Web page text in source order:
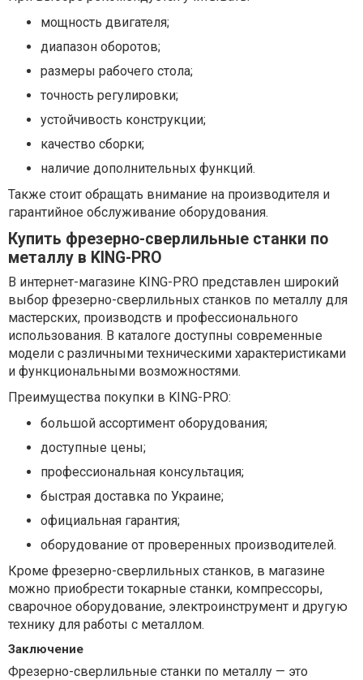
мощность двигателя;
диапазон оборотов;
размеры рабочего стола;
точность регулировки;
устойчивость конструкции;
качество сборки;
наличие дополнительных функций.
Также стоит обращать внимание на производителя и
гарантийное обслуживание оборудования.
Купить фрезерно-сверлильные станки по
металлу в KING-PRO
В интернет-магазине KING-PRO представлен широкий
выбор фрезерно-сверлильных станков по металлу для
мастерских, производств и профессионального
использования. В каталоге доступны современные
модели с различными техническими характеристиками
и функциональными возможностями.
Преимущества покупки в KING-PRO:
большой ассортимент оборудования;
доступные цены;
профессиональная консультация;
быстрая доставка по Украине;
официальная гарантия;
оборудование от проверенных производителей.
Кроме фрезерно-сверлильных станков, в магазине
можно приобрести токарные станки, компрессоры,
сварочное оборудование, электроинструмент и другую
технику для работы с металлом.
Заключение
Фрезерно-сверлильные станки по металлу — это